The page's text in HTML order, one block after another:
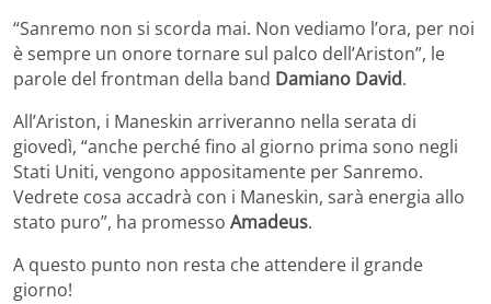
“Sanremo non si scorda mai. Non vediamo l’ora, per noi
è sempre un onore tornare sul palco dell’Ariston”, le
parole del frontman della band Damiano David.
All’Ariston, i Maneskin arriveranno nella serata di
giovedì, “anche perché fino al giorno prima sono negli
Stati Uniti, vengono appositamente per Sanremo.
Vedrete cosa accadrà con i Maneskin, sarà energia allo
stato puro”, ha promesso Amadeus.
A questo punto non resta che attendere il grande
giorno!